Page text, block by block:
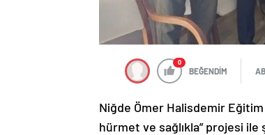
0
BEĞENDİM
Niğde Ömer Halisdemir
hürmet ve sağlıkla” projesi